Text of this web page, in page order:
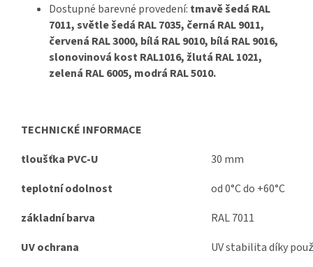
Dostupné barevné provedení: tmavě šedá RAL
7011, světle šedá RAL 7035, černá RAL 9011,
červená RAL 3000, bílá RAL 9010, bílá RAL 9016,
slonovinová kost RAL1016, žlutá RAL 1021,
zelená RAL 6005, modrá RAL 5010.
TECHNICKÉ INFORMACE
tloušťka PVC-U
30 mm
teplotní odolnost
od 0°C do +60°C
základní barva
RAL 7011
UV ochrana
UV stabilita díky